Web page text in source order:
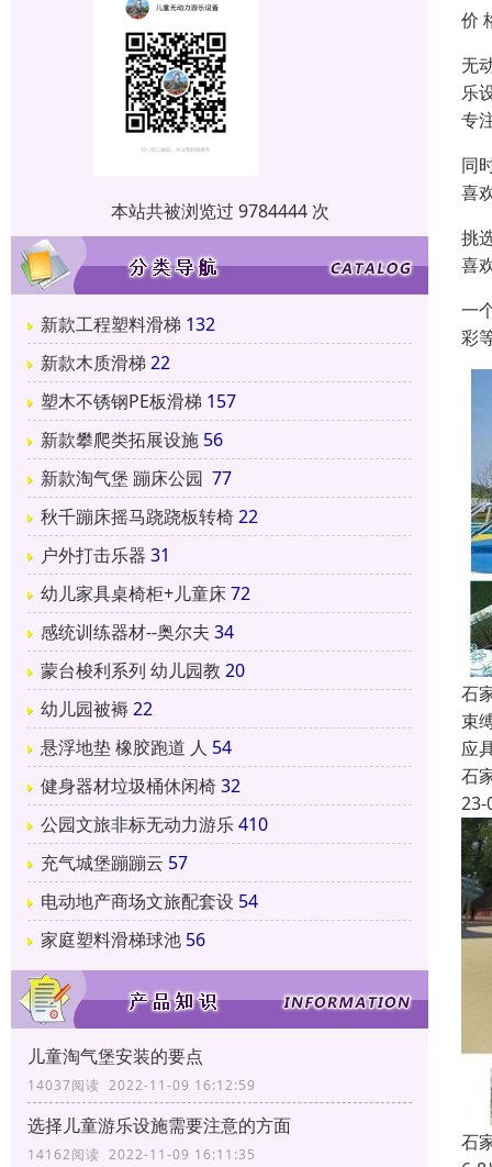
本站共被浏览过 9784444 次
新款工程塑料滑梯 132
新款木质滑梯 22
塑木不锈钢PE板滑梯 157
新款攀爬类拓展设施 56
新款淘气堡 蹦床公园 77
秋千蹦床摇马跷跷板转椅22
户外打击乐器 31
幼儿家具桌椅柜+儿童床72
感统训练器材--奥尔夫 34
蒙台梭利系列 幼儿园教 20
幼儿园被褥 22
悬浮地垫 橡胶跑道 人 54
健身器材垃圾桶休闲椅32
公园文旅非标无动力游乐410
充气城堡蹦蹦云 57
电动地产商场文旅配套设 54
家庭塑料滑梯球池 56
儿童淘气堡安装的要点
14037阅读 2022-11-09 16:12:59
选择儿童游乐设施需要注意的方面
14162阅读 2022-11-09 16:11:35
价
无
乐
专
同
喜
挑
喜
一
彩
石
束
应
石
23-
石